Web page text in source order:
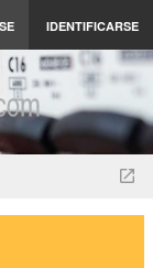
IDENTIFICARSE